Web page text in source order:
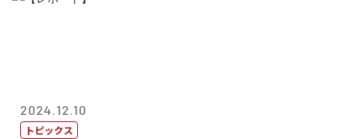
2024.12.10
トピックス